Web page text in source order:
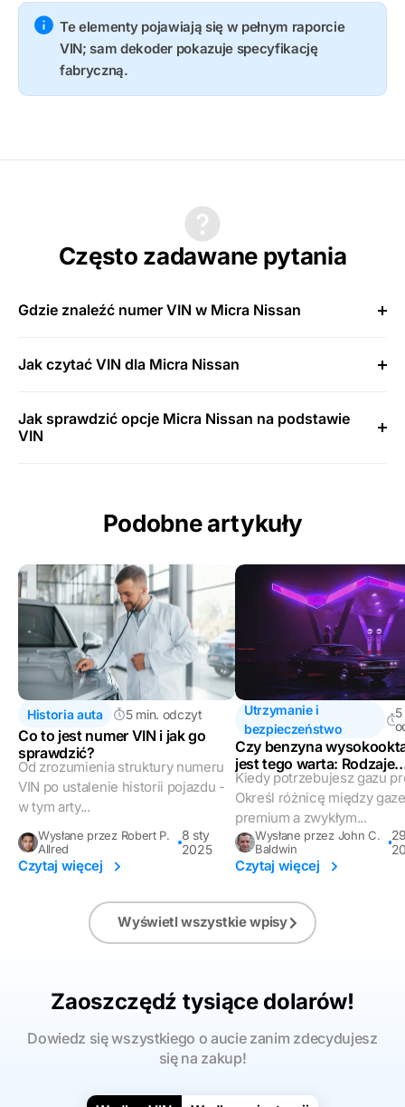
Te elementy pojawiają się w pełnym raporcie
VIN; sam dekoder pokazuje specyfikację
fabryczną.
Często zadawane pytania
Gdzie znaleźć numer VIN w Micra Nissan
Jak czytać VIN dla Micra Nissan
Jak sprawdzić opcje Micra Nissan na podstawie
VIN
Podobne artykuły
Historia auta 5 min. odczyt
Co to jest numer VIN i jak go
sprawdzić?
Od zrozumienia struktury numeru
VIN po ustalenie historii pojazdu -
w tym arty...
Wysłane przez Robert P.
Allred
8 sty
2025
Czytaj więcej
Utrzymanie i
bezpieczeństwo
5
Czy benzyna
jest tego warta: Rodzaje
benzyny w
Kiedy potrzebujesz gazu
Określ różnicę między
premium a zwykłym...
Wysłane przez John C.
Baldwin
Czytaj więcej
Wyświetl wszystkie wpisy
Zaoszczędź tysiące dolarów!
Dowiedz się wszystkiego o aucie zanim zdecydujesz
się na zakup!